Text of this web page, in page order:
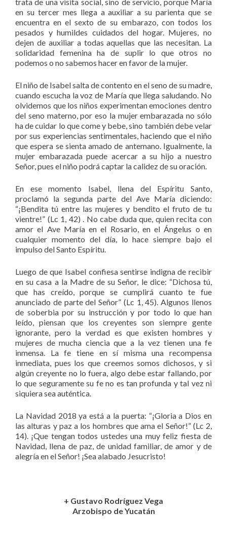
en su tercer mes llega a auxiliar a su parienta que se
encuentra en el sexto de su embarazo, con todos los
pesados y humildes cuidados del hogar. Mujeres, no
dejen de auxiliar a todas aquellas que las necesitan. La
solidaridad femenina ha de suplir lo que otros no
podemos o no sabemos hacer en favor de la mujer.
El niño de Isabel salta de contento en el seno de su madre,
cuando escucha la voz de María que llega saludando. No
olvidemos que los niños experimentan emociones dentro
del seno materno, por eso la mujer embarazada no sólo
ha de cuidar lo que come y bebe, sino también debe velar
por sus experiencias sentimentales, haciendo que el niño
que espera se sienta amado de antemano. Igualmente, la
mujer embarazada puede acercar a su hijo a nuestro
Señor, pues el niño podrá captar la calidez de su oración.
En ese momento Isabel, llena del Espíritu Santo,
proclamó la segunda parte del Ave María diciendo:
“¡Bendita tú entre las mujeres y bendito el fruto de tu
vientre!” (Lc 1, 42) . No cabe duda que, quien recita con
amor el Ave María en el Rosario, en el Ángelus o en
cualquier momento del día, lo hace siempre bajo el
impulso del Santo Espíritu.
Luego de que Isabel confiesa sentirse indigna de recibir
en su casa a la Madre de su Señor, le dice: “Dichosa tú,
que has creído, porque se cumplirá cuanto te fue
anunciado de parte del Señor” (Lc 1, 45). Algunos llenos
de soberbia por su instrucción y por todo lo que han
leído, piensan que los creyentes son siempre gente
ignorante, pero la verdad es que existen hombres y
mujeres de mucha ciencia que a la vez tienen una fe
inmensa. La fe tiene en sí misma una recompensa
inmediata, pues los que creemos somos dichosos, y si
algún creyente no lo fuera, algo debe estar fallando, por
lo que seguramente su fe no es tan profunda y tal vez ni
siquiera sea auténtica.
La Navidad 2018 ya está a la puerta: “¡Gloria a Dios en
las alturas y paz a los hombres que ama el Señor!” (Lc 2,
14). ¡Que tengan todos ustedes una muy feliz fiesta de
Navidad, llena de paz, de unidad familiar, de amor y de
alegría en el Señor! ¡Sea alabado Jesucristo!
+ Gustavo Rodríguez Vega
Arzobispo de Yucatán